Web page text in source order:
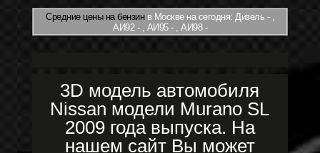
Средние цены на бензинв Москве на сегодня: Дизель - ,
АИ92 - , АИ95 - , АИ98 -
3D модель автомобиля
Nissan модели Murano SL
2009 года выпуска. На
нашем сайт Вы может